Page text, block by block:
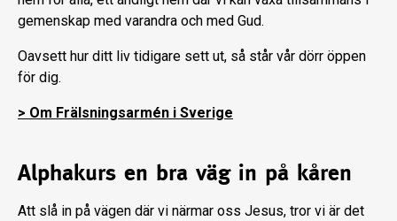
gemenskap med varandra och med Gud.
Oavsett hur ditt liv tidigare sett ut, så står vår dörr öppen
för dig.
> Om Frälsningsarmén i Sverige
Alphakurs en bra väg in på kåren
Att slå in på vägen där vi närmar oss Jesus, tror vi är det